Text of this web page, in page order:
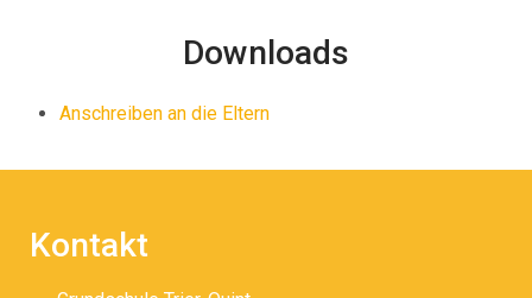
Downloads
Anschreiben an die Eltern
Kontakt